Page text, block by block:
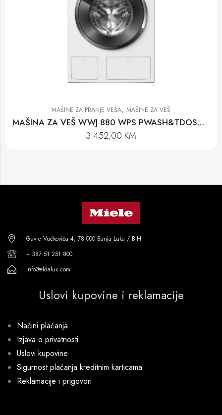
MAŠINE ZA PRANJE VEŠA, MAŠINE ZA VEŠ
MAŠINA ZA VEŠ WWJ 880 WPS PWASH&TDOS&STEAM
3.452,00 KM
Gavre Vučkovića 4, 78 000 Banja Luka / BiH
+ 387 51 251 800
info@eldalux.com
Uslovi kupovine i reklamacije
Načini plaćanja
Izjava o privatnosti
Uslovi kupovine
Sigurnost plaćanja kreditnim karticama
Reklamacije i prigovori